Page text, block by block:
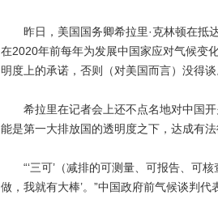
昨日，美国国务卿希拉里·克林顿在抵达
在2020年前每年为发展中国家应对气候变
明度上的承诺，否则（对美国而言）没得谈
希拉里在记者会上还不点名地对中国开
能是第一大排放国的透明度之下，达成有
“‘三可’（减排的可测量、可报告、可核
做，我就有大棒’。”中国政府前气候谈判